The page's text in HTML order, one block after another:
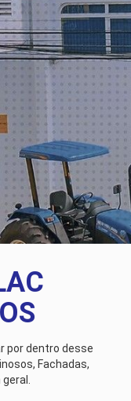
por dentro desse
Fachadas,